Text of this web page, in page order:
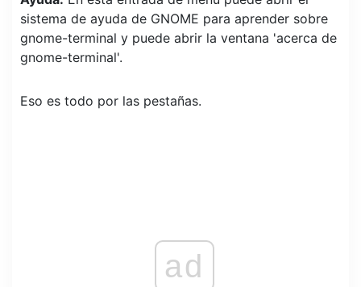
sistema de ayuda de GNOME para aprender sobre
gnome-terminal y puede abrir la ventana 'acerca de
gnome-terminal'.
Eso es todo por las pestañas.
ad